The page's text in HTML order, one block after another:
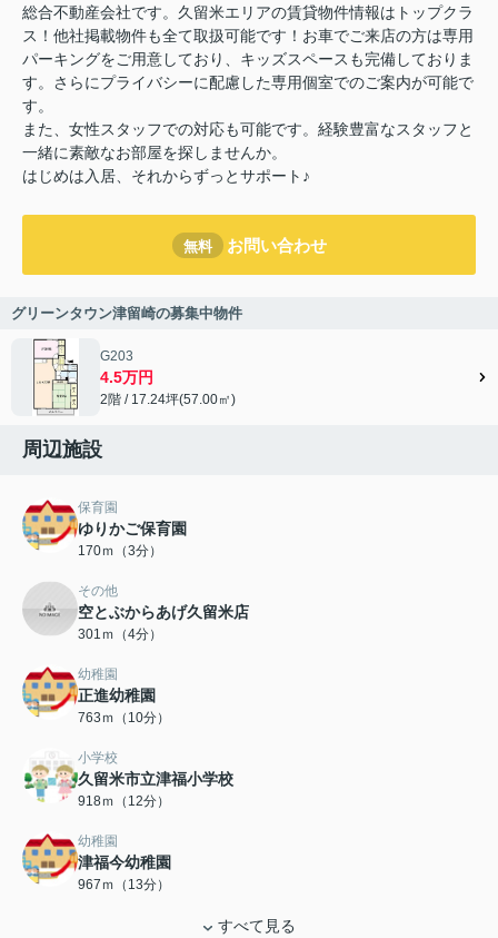
総合不動産会社です。久留米エリアの賃貸物件情報はトップクラ
ス！他社掲載物件も全て取扱可能です！お車でご来店の方は専用
パーキングをご用意しており、キッズスペースも完備しておりま
す。さらにプライバシーに配慮した専用個室でのご案内が可能で
す。
また、女性スタッフでの対応も可能です。経験豊富なスタッフと
一緒に素敵なお部屋を探しませんか。
はじめは入居、それからずっとサポート♪
無料 お問い合わせ
グリーンタウン津留崎の募集中物件
G203
4.5万円
2階 / 17.24坪(57.00㎡)
周辺施設
保育園
ゆりかご保育園
170ｍ（3分）
その他
空とぶからあげ久留米店
301ｍ（4分）
幼稚園
正進幼稚園
763ｍ（10分）
小学校
久留米市立津福小学校
918ｍ（12分）
幼稚園
津福今幼稚園
967ｍ（13分）
すべて見る